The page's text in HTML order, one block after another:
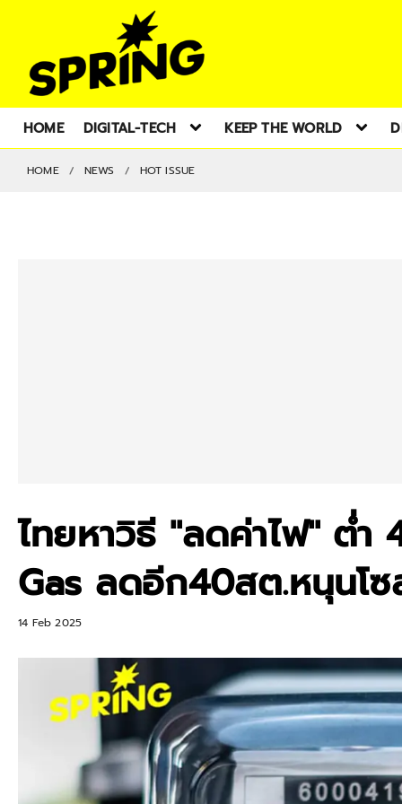
HOME DIGITAL-TECH KEEP THE WORLD
HOME NEWS HOT ISSUE
ไทยหาวิธี "ลดค่าไฟ" ต่
Gas ลดอีก40สต.หนุนโซ
14 Feb 2025